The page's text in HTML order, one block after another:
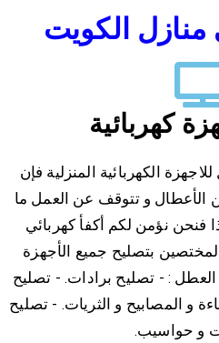
منازل الكويت
كهربائية
الكهربائية المنزلية فإن
الأعطال و تتوقف عن العمل ما
فنحن نؤمن لكم أكفأ كهربائي
بتصليح جميع الأجهزة
العطل : - تصليح برادات. - تصليح
و المصابيح و الثريات. - تصليح
و حواسيب.